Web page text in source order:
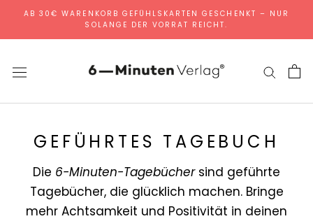
DirektAB 30€ WARENKORB GEFÜHLSKARTEN GESCHENKT – NUR
SOLANGE DER VORRAT REICHT.
GEFÜHRTES TAGEBUCH
Die 6-Minuten-Tagebüchersind geführte
Tagebücher, die glücklich machen. Bringe
mehr Achtsamkeit und Positivität in deinen